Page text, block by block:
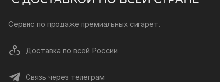
Сервис по продаже премиальных сигарет.
Доставка по всей России
Связь через телеграм